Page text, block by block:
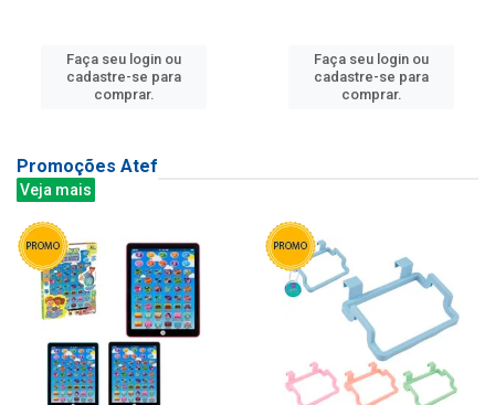
Faça seu login ou
cadastre-se para
comprar.
Faça seu login ou
cadastre-se para
comprar.
Promoções Atef
Veja mais